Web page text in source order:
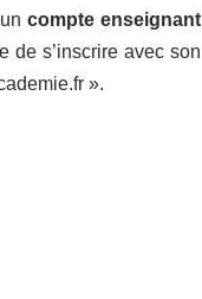
compte enseignant
de s’inscrire avec son
».